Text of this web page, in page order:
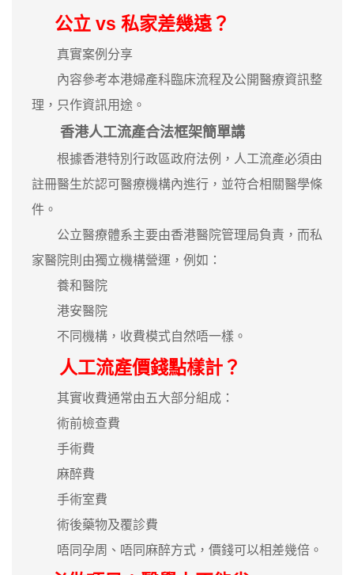
公立 vs 私家差幾遠？
真實案例分享
內容參考本港婦產科臨床流程及公開醫療資訊整
理，只作資訊用途。
香港人工流產合法框架簡單講
根據香港特別行政區政府法例，人工流產必須由
註冊醫生於認可醫療機構內進行，並符合相關醫學條
件。
公立醫療體系主要由香港醫院管理局負責，而私
家醫院則由獨立機構營運，例如：
養和醫院
港安醫院
不同機構，收費模式自然唔一樣。
人工流產價錢點樣計？
其實收費通常由五大部分組成：
術前檢查費
手術費
麻醉費
手術室費
術後藥物及覆診費
唔同孕周、唔同麻醉方式，價錢可以相差幾倍。